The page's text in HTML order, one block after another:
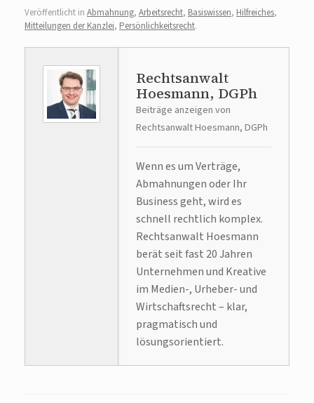
Veröffentlicht in Abmahnung, Arbeitsrecht, Basiswissen, Hilfreiches,
Mitteilungen der Kanzlei, Persönlichkeitsrecht.
Rechtsanwalt
Hoesmann, DGPh
Beiträge anzeigen von
Rechtsanwalt Hoesmann, DGPh
Wenn es um Verträge,
Abmahnungen oder Ihr
Business geht, wird es
schnell rechtlich komplex.
Rechtsanwalt Hoesmann
berät seit fast 20 Jahren
Unternehmen und Kreative
im Medien-, Urheber- und
Wirtschaftsrecht – klar,
pragmatisch und
lösungsorientiert.